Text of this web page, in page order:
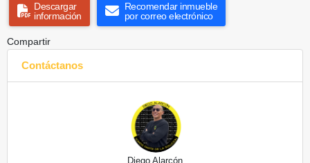
Descargar
información
Recomendar inmueble
por correo electrónico
Compartir
Contáctanos
Diego Alarcón